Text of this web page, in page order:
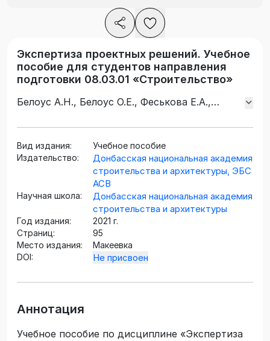
Экспертиза проектных решений. Учебное
пособие для студентов направления
подготовки 08.03.01 «Строительство»
Белоус А.Н., Белоус О.Е., Феськова Е.А.,
Вид издания:
Учебное пособие
Издательство:
Донбасская национальная академия
строительства и архитектуры, ЭБС
АСВ
Научная школа:
Донбасская национальная академия
строительства и архитектуры
Год издания:
2021 г.
Страниц:
95
Место издания:
Макеевка
DOI:
Не присвоен
Аннотация
Учебное пособие по дисциплине «Экспертиза